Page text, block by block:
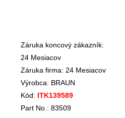
Záruka koncový zákazník:
24 Mesiacov
Záruka firma: 24 Mesiacov
Výrobca: BRAUN
Kód: ITK139589
Part No.: 83509